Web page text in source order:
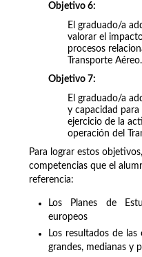
Objetivo 6:
El graduado/a
valorar el
procesos
Transporte Aéreo.
Objetivo 7:
El graduado/a
y capacidad para
ejercicio de la
operación del
Para lograr estos
competencias que el
referencia:
Los Planes de
europeos
Los resultados de
grandes, medianas y